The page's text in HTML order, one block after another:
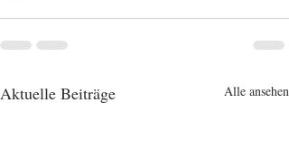
Aktuelle Beiträge Alle ansehen